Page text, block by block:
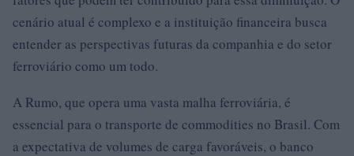
cenário atual é complexo e a instituição financeira busca
entender as perspectivas futuras da companhia e do setor
ferroviário como um todo.
A Rumo, que opera uma vasta malha ferroviária, é
essencial para o transporte de commodities no Brasil. Com
a expectativa de volumes de carga favoráveis, o banco